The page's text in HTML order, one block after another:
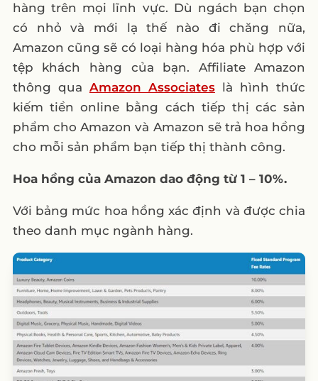
hàng trên mọi lĩnh vực. Dù ngách bạn chọn
có nhỏ và mới lạ thế nào đi chăng nữa,
Amazon cũng sẽ có loại hàng hóa phù hợp với
tệp khách hàng của bạn. Affiliate Amazon
thông qua Amazon Associates là hình thức
kiếm tiền online bằng cách tiếp thị các sản
phẩm cho Amazon và Amazon sẽ trả hoa hồng
cho mỗi sản phẩm bạn tiếp thị thành công.
Hoa hồng của Amazon dao động từ 1 – 10%.
Với bảng mức hoa hồng xác định và được chia
theo danh mục ngành hàng.